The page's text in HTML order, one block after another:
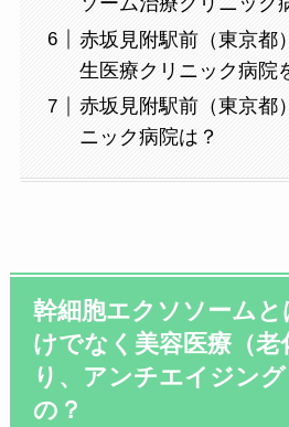
赤坂見附駅前（東京都
生医療クリニック病院
赤坂見附駅前（東京都
ニック病院は？
幹細胞エクソソーム
けでなく美容医療（老
り、アンチエイジン
の？